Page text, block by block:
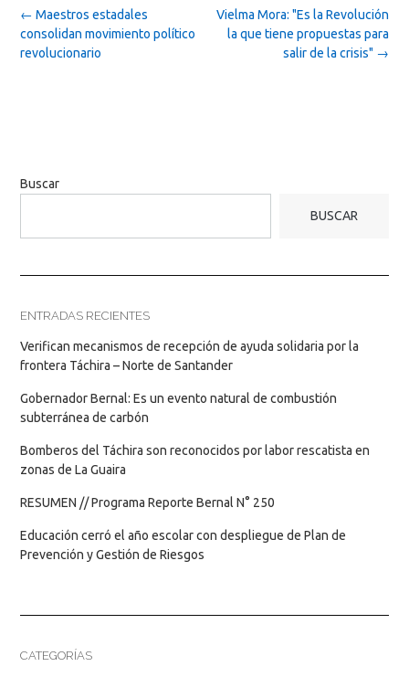
Post
navigation
Vielma Mora: "Es la Revolución
la que tiene propuestas para
salir de la crisis" →
← Maestros estadales
consolidan movimiento político
revolucionario
Buscar
BUSCAR
ENTRADAS RECIENTES
Verifican mecanismos de recepción de ayuda solidaria por la
frontera Táchira – Norte de Santander
Gobernador Bernal: Es un evento natural de combustión
subterránea de carbón
Bomberos del Táchira son reconocidos por labor rescatista en
zonas de La Guaira
RESUMEN // Programa Reporte Bernal N° 250
Educación cerró el año escolar con despliegue de Plan de
Prevención y Gestión de Riesgos
CATEGORÍAS